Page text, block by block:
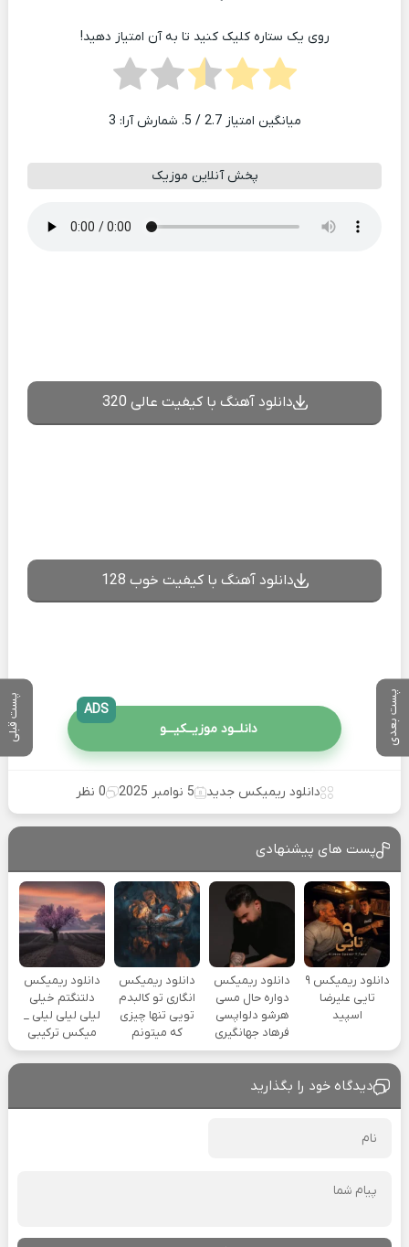
پست بعدی پست قبلی
روی یک ستاره کلیک کنید تا به آن امتیاز دهید!
میانگین امتیاز2.7 / 5. شمارش آرا: 3
پخش آنلاین موزیک
دانلود آهنگ با کیفیت عالی 320
دانلود آهنگ با کیفیت خوب 128
دانلــود موزیــکیـــو
ADS
دانلود ریمیکس جدید 5 نوامبر 2025 0 نظر
پست های پیشنهادی
دانلود ریمیکس ۹
تایی علیرضا
اسپید
دانلود ریمیکس
دواره حال مسی
هرشو دلواپسی
فرهاد جهانگیری
دانلود ریمیکس
انگاری تو کالبدم
تویی تنها چیزی
که میتونم
دانلود ریمیکس
دلتنگتم خیلی
لیلی لیلی لیلی _
میکس ترکیبی
دیدگاه خود را بگذارید